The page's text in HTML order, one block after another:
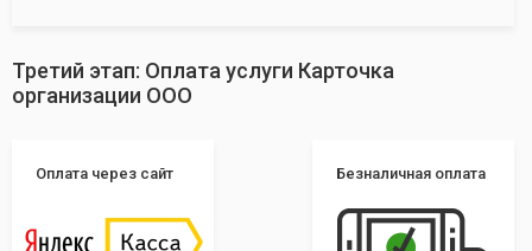
Третий этап: Оплата услуги Карточка
организации ООО
Оплата через сайт Безналичная оплата